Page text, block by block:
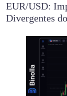
EUR/USD:
Divergentes